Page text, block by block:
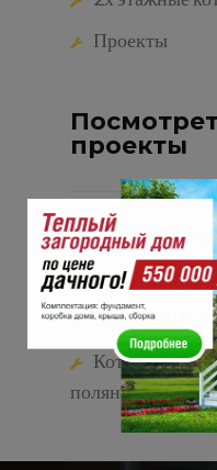
Проекты
проекты
Дома из SIP
Дома из SIP
Дома из SIP
Коттеджный
поляна